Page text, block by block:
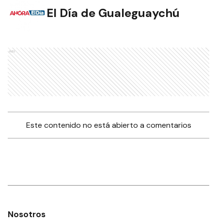
El Día de Gualeguaychú
Ads
Este contenido no está abierto a comentarios
Nosotros